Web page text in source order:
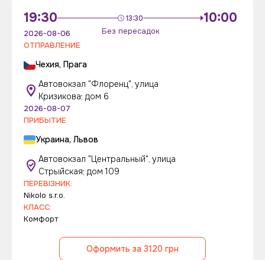
19:30 13:30
Без пересадок
10:00
2026-08-06
ОТПРАВЛЕНИЕ
Чехия, Прага
Автовокзал "Флоренц", улица
Кризикова; дом 6
2026-08-07
ПРИБЫТИЕ
Украина, Львов
Автовокзал "Центральный", улица
Стрыйская; дом 109
ПЕРЕВІЗНИК:
Nikolo s.r.o.
КЛАСС:
Комфорт
Оформить за 3120 грн